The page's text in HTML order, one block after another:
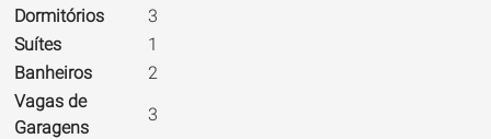
Dormitórios
3
Suítes
1
Banheiros
2
Vagas de
Garagens
3